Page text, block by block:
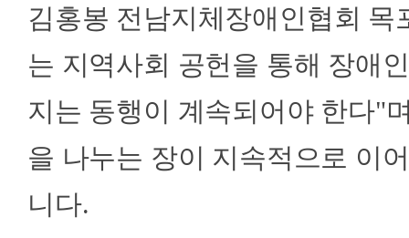
김홍봉 전남지체장애인협회 목
는 지역사회 공헌을 통해 장애
지는 동행이 계속되어야 한다"
을 나누는 장이 지속적으로 이
니다.